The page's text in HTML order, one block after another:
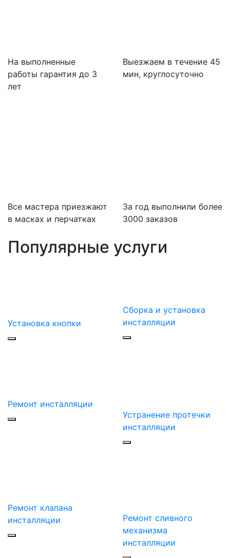
На выполненные
работы гарантия до 3
лет
Выезжаем в течение 45
мин, круглосуточно
Все мастера приезжают
в масках и перчатках
За год выполнили более
3000 заказов
Популярные услуги
Установка кнопки
Сборка и установка
инсталляции
Ремонт инсталляции
Устранение протечки
инсталляции
Ремонт клапана
инсталляции
Ремонт сливного
механизма
инсталляции